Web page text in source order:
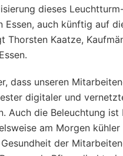
dieses
Essen, auch künftig auf
Thorsten Kaatze,
dass unseren
digitaler und
Auch die Beleuchtung
am Morgen
der